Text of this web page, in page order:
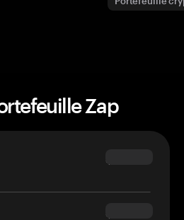
Zap
$69.90
$54.90